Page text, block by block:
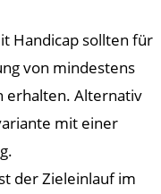
Handicap sollten für
von mindestens
erhalten. Alternativ
mit einer
der Zieleinlauf im